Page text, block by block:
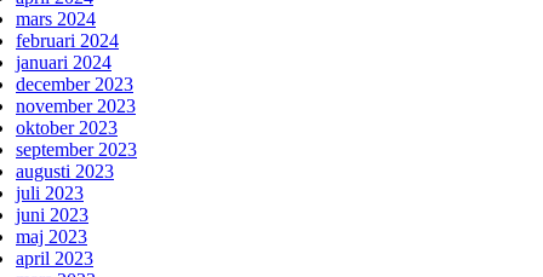
mars 2024
februari 2024
januari 2024
december 2023
november 2023
oktober 2023
september 2023
augusti 2023
juli 2023
juni 2023
maj 2023
april 2023